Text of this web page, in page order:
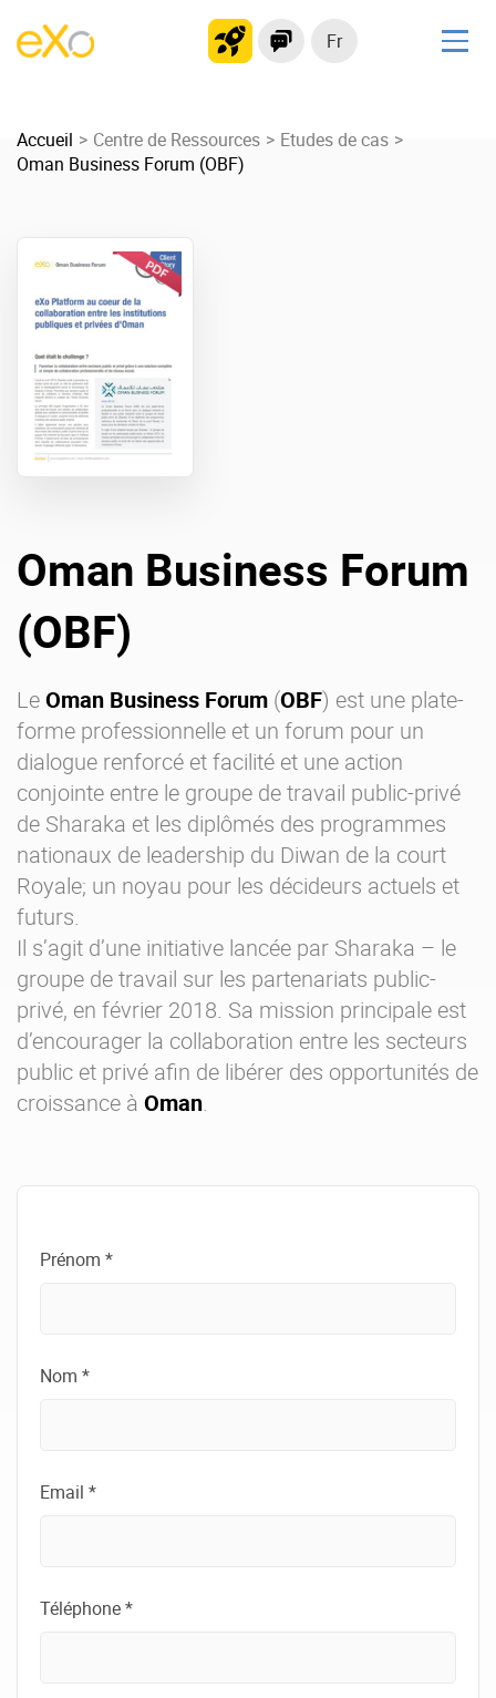
Fr
Plateforme collaborative
Réseau social
Portail d’applications
Produit
La Plateforme
Pourquoi eXo ?
Mobile
A propos d’eXo
Centre de ressources
Accueil Centre de Ressources
Etudes de cas
Oman Business Forum (OBF)
Oman Business Forum
(OBF)
LeOman Business Forum (OBF) est une plate-
forme professionnelle et un forum pour un
dialogue renforcé et facilité et une action
conjointe entre le groupe de travail public-privé
de Sharaka et les diplômés des programmes
nationaux de leadership du Diwan de la court
Royale; un noyau pour les décideurs actuels et
futurs.
Il s’agit d’une initiative lancée par Sharaka – le
groupe de travail sur les partenariats public-
privé, en février 2018. Sa mission principale est
d’encourager la collaboration entre les secteurs
public et privé afin de libérer des opportunités de
croissance à Oman.
Prénom *
Nom *
Email *
Téléphone *